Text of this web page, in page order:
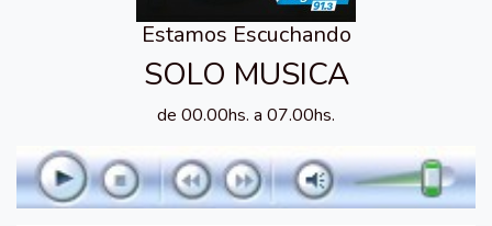
Estamos Escuchando
SOLO MUSICA
de 00.00hs. a 07.00hs.